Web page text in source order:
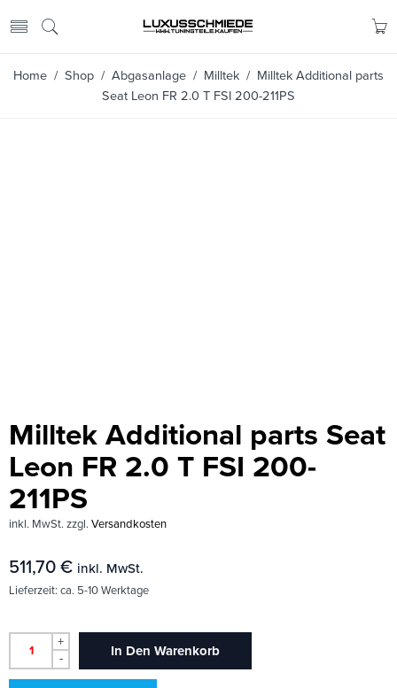
Home / Shop / Abgasanlage / Milltek / Milltek Additional parts
Seat Leon FR 2.0 T FSI 200-211PS
Milltek Additional parts Seat
Leon FR 2.0 T FSI 200-
211PS
inkl. MwSt. zzgl. Versandkosten
511,70 € inkl. MwSt.
Lieferzeit: ca. 5-10 Werktage
+
-
In Den Warenkorb